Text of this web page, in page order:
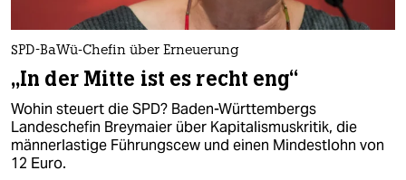
SPD-BaWü-Chefin über Erneuerung
„In der Mitte ist es recht eng“
Wohin steuert die SPD? Baden-Württembergs
Landeschefin Breymaier über Kapitalismuskritik, die
männerlastige Führungscew und einen Mindestlohn von
12 Euro.